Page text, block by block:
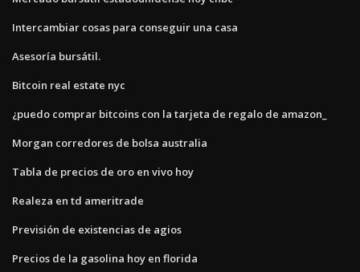
Intercambiar cosas para conseguir una casa
Asesoría bursátil.
Bitcoin real estate nyc
¿puedo comprar bitcoins con la tarjeta de regalo de amazon_
Morgan corredores de bolsa australia
Tabla de precios de oro en vivo hoy
Realeza en td ameritrade
Previsión de existencias de agios
Precios de la gasolina hoy en florida